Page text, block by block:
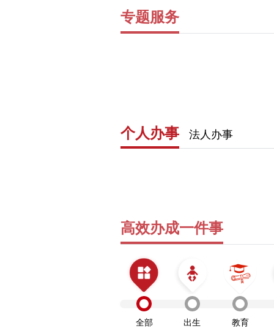
专题服务
个人办事 法人办事
高效办成一件事
全部 出生 教育